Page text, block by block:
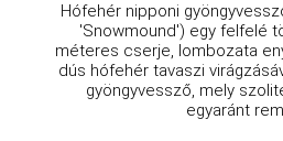
Hófehér nipponi
'Snowmound') egy felfelé
méteres cserje, lombozata
dús hófehér tavaszi
gyöngyvessző, mely
egyaránt